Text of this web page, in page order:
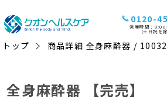
0120-
営業時間：
(土日祝を
トップ 商品詳細 全身麻酔器 /
全身麻酔器 【完売】